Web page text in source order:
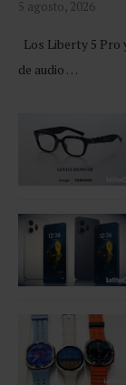
5 agosto, 2026
Los Liberty 5 Pro
de audio …